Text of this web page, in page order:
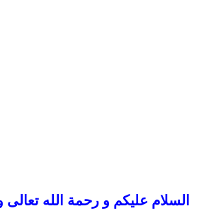
السلام عليكم و رحمة الله تعالى